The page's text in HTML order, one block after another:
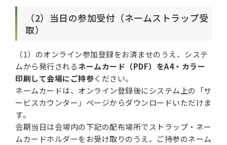
（2）当日の参加受付（ネームストラップ受
取）
（1）のオンライン参加登録をお済ませのうえ、システ
ムから発行されるネームカード（PDF）をA4・カラー
印刷して会場にご持参ください。
ネームカードは、オンライン登録後にシステム上の「サ
ービスカウンター」ページからダウンロードいただけま
す。
会期当日は会場内の下記の配布場所でストラップ・ネー
ムカードホルダーをお受け取りのうえ、ご持参のネーム